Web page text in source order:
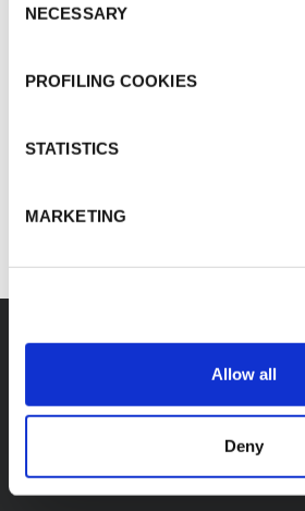
Selection
NECESSARY
PROFILING COOKIES
STATISTICS
MARKETING
Allow all
Deny
CONTACTEZ-
PLUS